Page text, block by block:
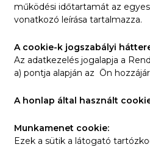
működési időtartamát az
vonatkozó leírása tartalmazza.
A cookie-k jogszabályi
Az adatkezelés jogalapja a
a) pontja alapján az Ön
A honlap által használt
Munkamenet cookie:
Ezek a sütik a látogató